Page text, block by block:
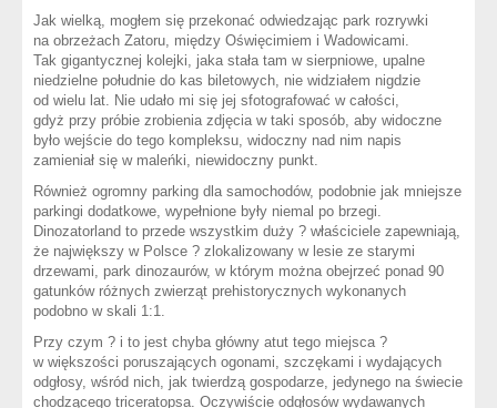
Jak wielką, mogłem się przekonać odwiedzając park rozrywki
na obrzeżach Zatoru, między Oświęcimiem i Wadowicami.
Tak gigantycznej kolejki, jaka stała tam w sierpniowe, upalne
niedzielne południe do kas biletowych, nie widziałem nigdzie
od wielu lat. Nie udało mi się jej sfotografować w całości,
gdyż przy próbie zrobienia zdjęcia w taki sposób, aby widoczne
było wejście do tego kompleksu, widoczny nad nim napis
zamieniał się w maleńki, niewidoczny punkt.
Również ogromny parking dla samochodów, podobnie jak mniejsze
parkingi dodatkowe, wypełnione były niemal po brzegi.
Dinozatorland to przede wszystkim duży ? właściciele zapewniają,
że największy w Polsce ? zlokalizowany w lesie ze starymi
drzewami, park dinozaurów, w którym można obejrzeć ponad 90
gatunków różnych zwierząt prehistorycznych wykonanych
podobno w skali 1:1.
Przy czym ? i to jest chyba główny atut tego miejsca ?
w większości poruszających ogonami, szczękami i wydających
odgłosy, wśród nich, jak twierdzą gospodarze, jedynego na świecie
chodzącego triceratopsa. Oczywiście odgłosów wydawanych